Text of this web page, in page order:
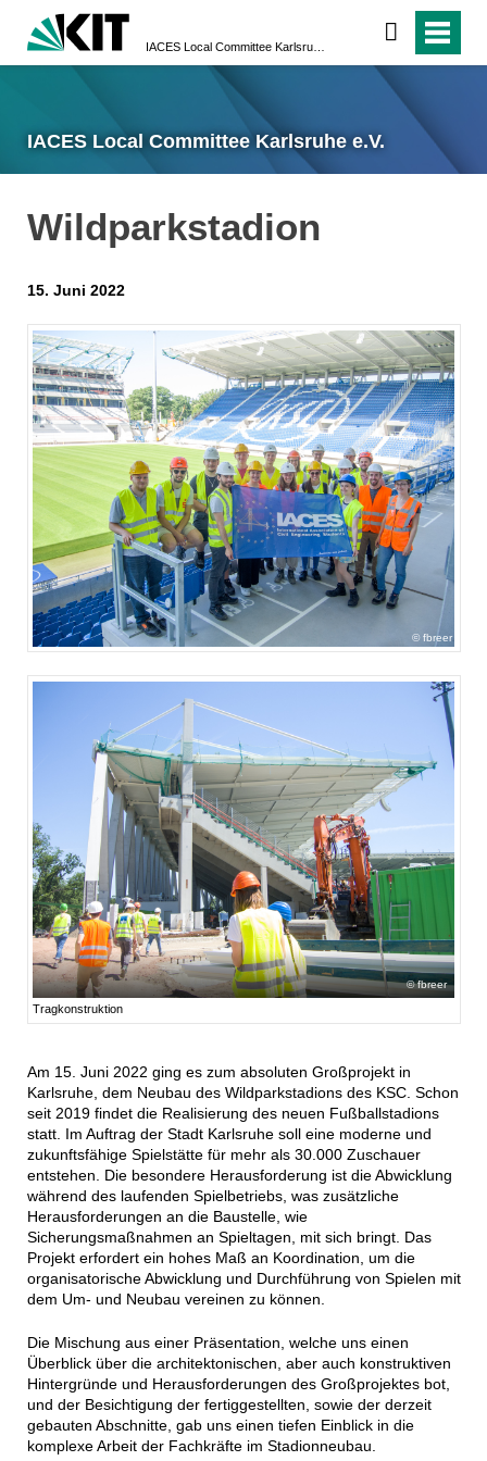
IACES Local Committee Karlsruhe e.V.
Wildparkstadion
15. Juni 2022
fbreer
fbreer
Tragkonstruktion
Am 15. Juni 2022 ging es zum absoluten Großprojekt in
Karlsruhe, dem Neubau des Wildparkstadions des KSC. Schon
seit 2019 findet die Realisierung des neuen Fußballstadions
statt. Im Auftrag der Stadt Karlsruhe soll eine moderne und
zukunftsfähige Spielstätte für mehr als 30.000 Zuschauer
entstehen. Die besondere Herausforderung ist die Abwicklung
während des laufenden Spielbetriebs, was zusätzliche
Herausforderungen an die Baustelle, wie
Sicherungsmaßnahmen an Spieltagen, mit sich bringt. Das
Projekt erfordert ein hohes Maß an Koordination, um die
organisatorische Abwicklung und Durchführung von Spielen mit
dem Um- und Neubau vereinen zu können.
Die Mischung aus einer Präsentation, welche uns einen
Überblick über die architektonischen, aber auch konstruktiven
Hintergründe und Herausforderungen des Großprojektes bot,
und der Besichtigung der fertiggestellten, sowie der derzeit
gebauten Abschnitte, gab uns einen tiefen Einblick in die
komplexe Arbeit der Fachkräfte im Stadionneubau.